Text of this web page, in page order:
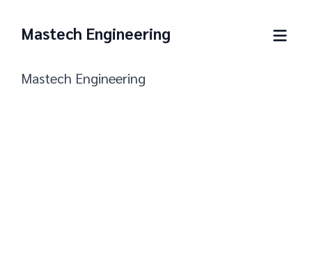
Mastech Engineering
Mastech Engineering